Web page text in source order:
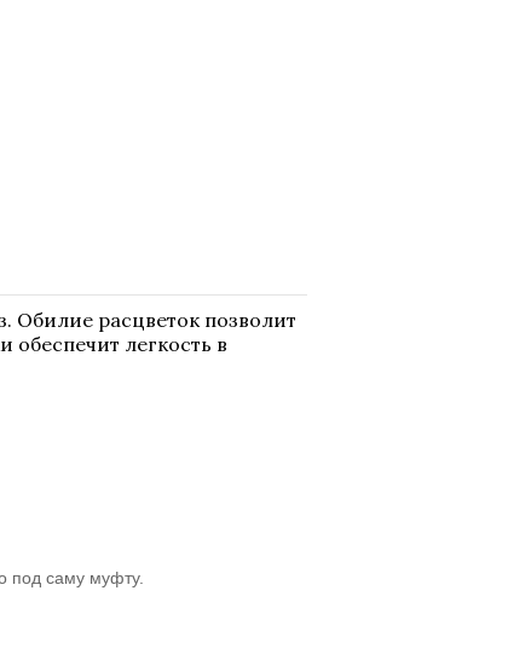
Обилие расцветок позволит
обеспечит легкость в
под саму муфту.